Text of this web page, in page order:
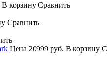
В корзину Сравнить
Сравнить
Цена 20999 руб. В корзину